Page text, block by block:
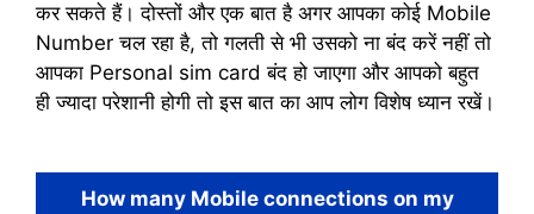
कर सकते हैं। दोस्तों और एक बात है अगर आपका कोई Mobile
Number चल रहा है, तो गलती से भी उसको ना बंद करें नहीं तो
आपका Personal sim card बंद हो जाएगा और आपको बहुत
ही ज्यादा परेशानी होगी तो इस बात का आप लोग विशेष ध्यान रखें।
How many Mobile connections on my